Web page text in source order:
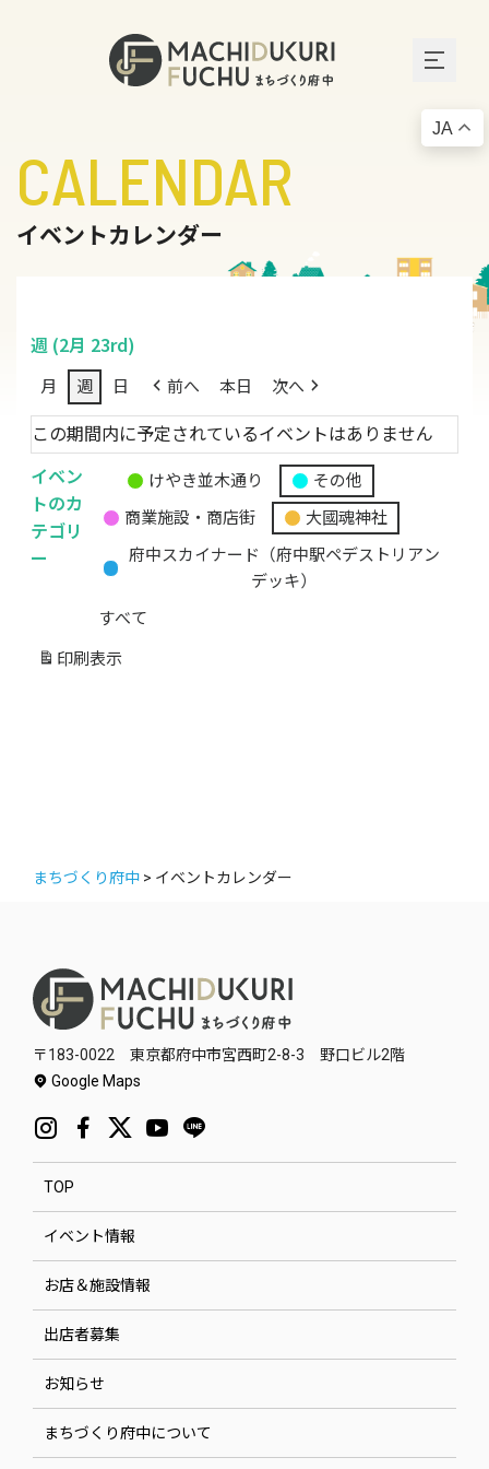
CALENDAR
イベントカレンダー
週 (2月 23rd)
月 週 日 前へ 本日 次へ
この期間内に予定されているイベントはありません
イベン
トのカ
テゴリ
ー
題
カ
ゴ
リ
けやき並木通り
その他
商業施設・商店街
大國魂神社
府中スカイナード（府中駅ペデストリアン
デッキ）
すべて
印刷 表示
まちづくり府中 > イベントカレンダー
〒183-0022 東京都府中市宮西町2-8-3 野口ビル2階
Google Maps
TOP
イベント情報
お店＆施設情報
出店者募集
お知らせ
まちづくり府中について
JA